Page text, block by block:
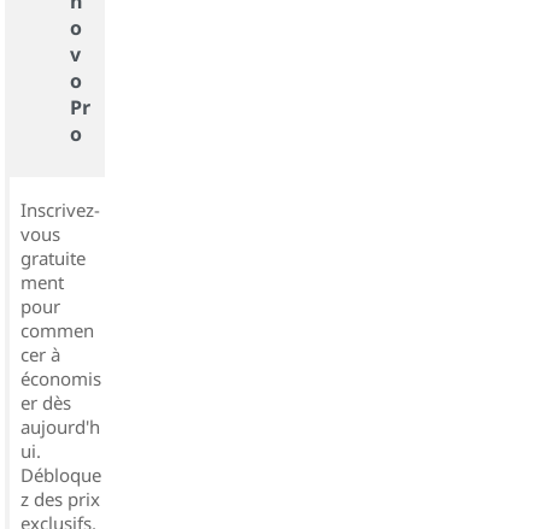
o
v
o
Pr
o
Inscrivez-
vous
gratuite
ment
pour
commen
cer à
économis
er dès
aujourd'h
ui.
Débloque
z des prix
exclusifs,